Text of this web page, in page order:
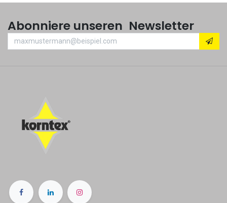
Abonniere unseren Newsletter